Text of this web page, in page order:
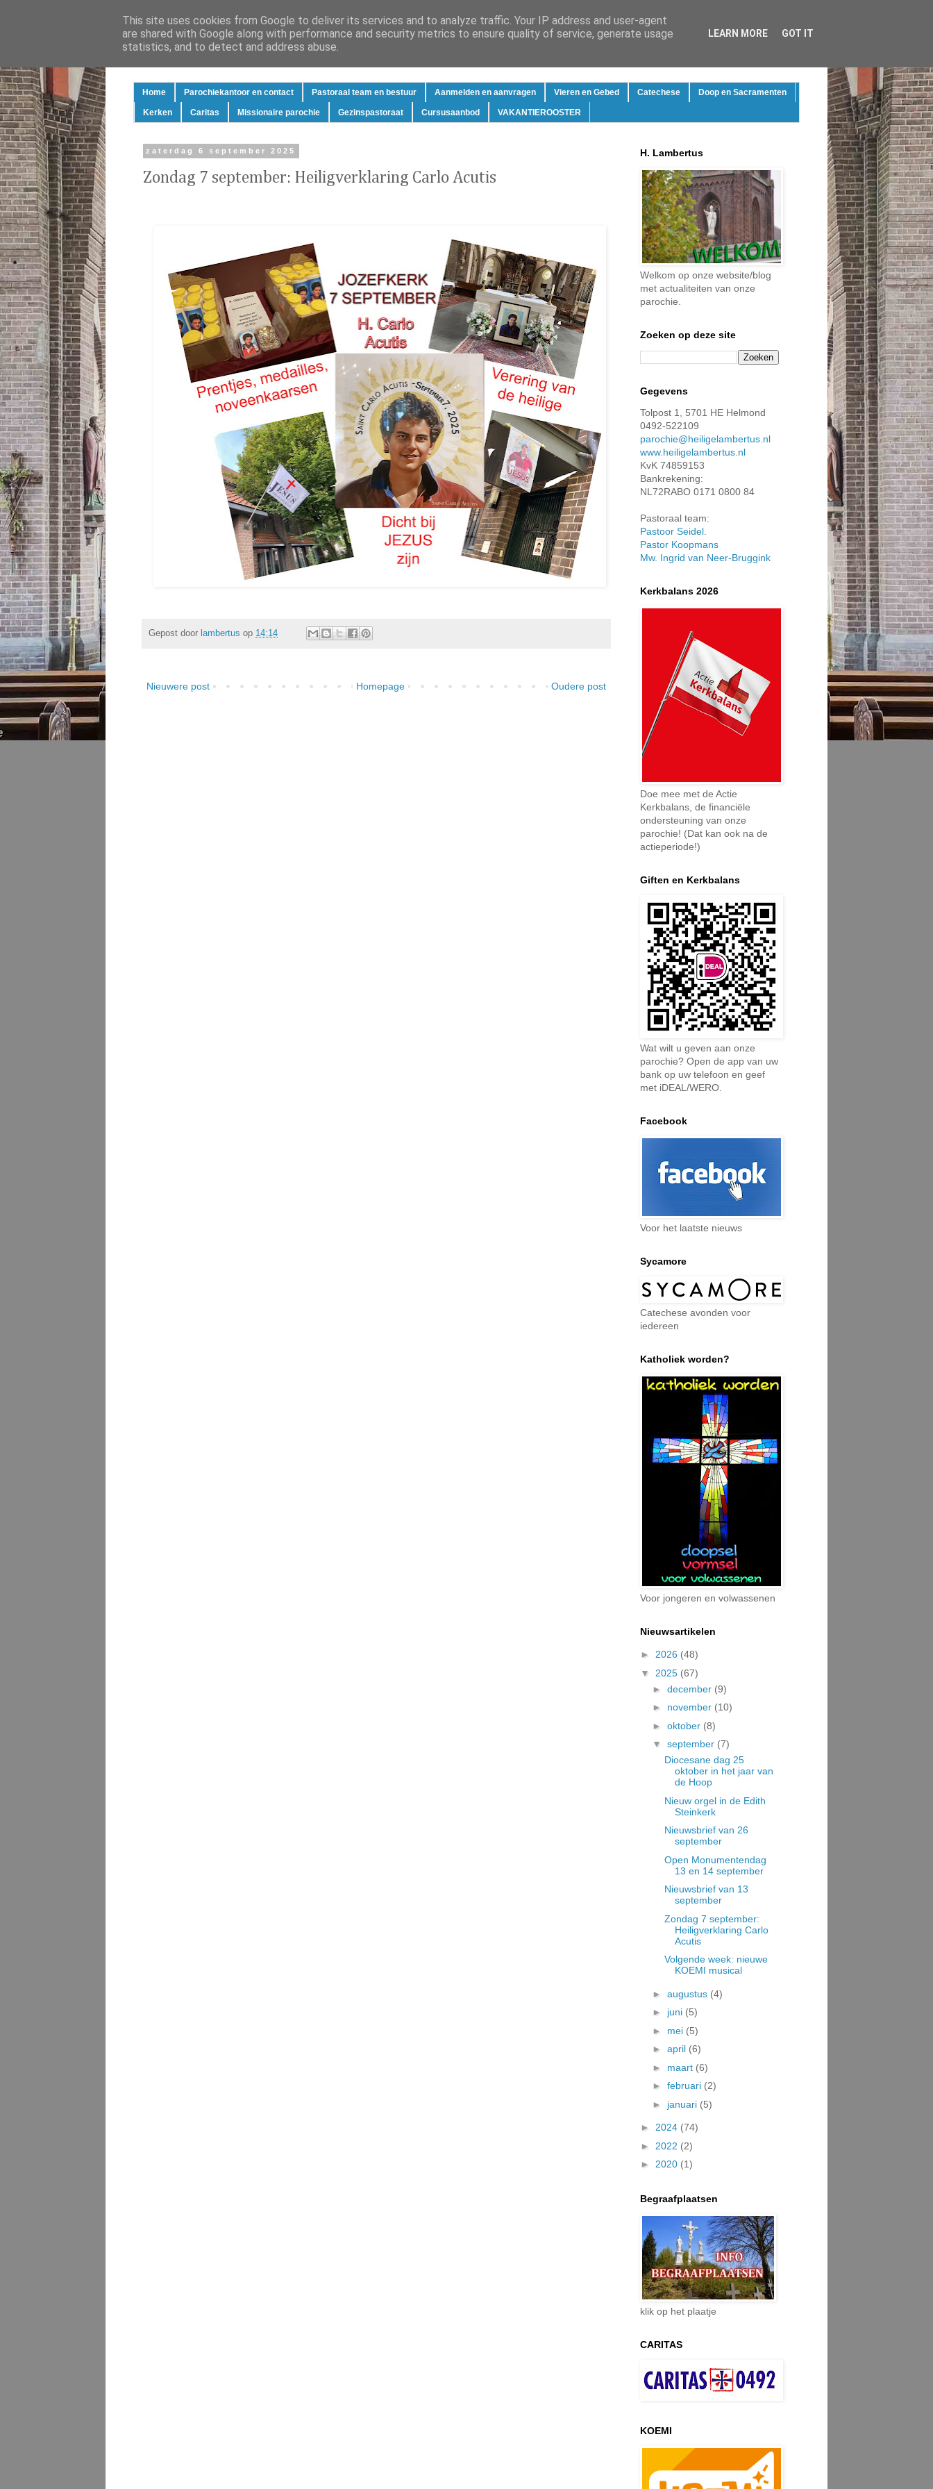
Home Parochiekantoor en contact Pastoraal team en bestuur Aanmelden en aanvragen Vieren en Gebed Catechese Doop en Sacramenten
Kerken Caritas Missionaire parochie Gezinspastoraat Cursusaanbod VAKANTIEROOSTER
zaterdag 6 september 2025
Zondag 7 september: Heiligverklaring Carlo Acutis
Gepost door lambertus op 14:14
Nieuwere post Oudere post
Homepage
H. Lambertus
Welkom op onze website/blog
met actualiteiten van onze
parochie.
Zoeken op deze site
Gegevens
Tolpost 1, 5701 HE Helmond
0492-522109
parochie@heiligelambertus.nl
www.heiligelambertus.nl
KvK 74859153
Bankrekening:
NL72RABO 0171 0800 84
Pastoraal team:
Pastoor Seidel.
Pastor Koopmans
Mw. Ingrid van Neer-Bruggink
Kerkbalans 2026
Doe mee met de Actie
Kerkbalans, de financiële
ondersteuning van onze
parochie! (Dat kan ook na de
actieperiode!)
Giften en Kerkbalans
Wat wilt u geven aan onze
parochie? Open de app van uw
bank op uw telefoon en geef
met iDEAL/WERO.
Facebook
Voor het laatste nieuws
Sycamore
Catechese avonden voor
iedereen
Katholiek worden?
Voor jongeren en volwassenen
Nieuwsartikelen
► 2026 (48)
▼ 2025 (67)
► december (9)
► november (10)
► oktober (8)
▼ september (7)
Diocesane dag 25
oktober in het jaar van
de Hoop
Nieuw orgel in de Edith
Steinkerk
Nieuwsbrief van 26
september
Open Monumentendag
13 en 14 september
Nieuwsbrief van 13
september
Zondag 7 september:
Heiligverklaring Carlo
Acutis
Volgende week: nieuwe
KOEMI musical
► augustus (4)
► juni (5)
► mei (5)
► april (6)
► maart (6)
► februari (2)
► januari (5)
► 2024 (74)
► 2022 (2)
► 2020 (1)
Begraafplaatsen
klik op het plaatje
CARITAS
KOEMI
This site uses cookies from Google to deliver its services and to analyze traffic. Your IP address and user-agent
are shared with Google along with performance and security metrics to ensure quality of service, generate usage
statistics, and to detect and address abuse.
LEARN MORE GOT IT